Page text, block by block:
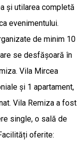
și utilarea completă
evenimentului.
de minim 10
se desfășoară în
Vila Mircea
și 1 apartament,
Vila Remiza a fost
single, o sală de
oferite: